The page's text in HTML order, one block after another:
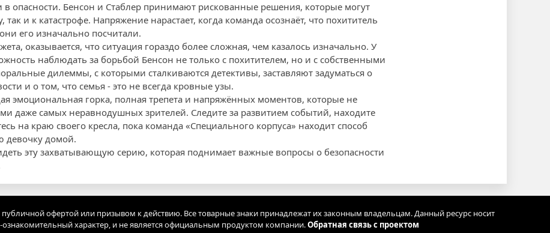
в опасности. Бенсон и Стаблер принимают рискованные решения, которые могут
так и к катастрофе. Напряжение нарастает, когда команда осознаёт, что похититель
его изначально посчитали.
оказывается, что ситуация гораздо более сложная, чем казалось изначально. У
наблюдать за борьбой Бенсон не только с похитителем, но и с собственными
дилеммы, с которыми сталкиваются детективы, заставляют задуматься о
и о том, что семья - это не всегда кровные узы.
эмоциональная горка, полная трепета и напряжённых моментов, которые не
даже самых неравнодушных зрителей. Следите за развитием событий, находите
на краю своего кресла, пока команда «Специального корпуса» находит способ
девочку домой.
эту захватывающую серию, которая поднимает важные вопросы о безопасности
офертой или призывом к действию. Все товарные знаки принадлежат их законным владельцам. Данный ресурс носит
характер, и не является официальным продуктом компании.Обратная связь с проектом